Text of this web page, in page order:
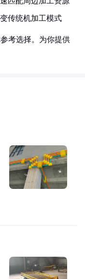
传统机加工模式
考选择。为你提供